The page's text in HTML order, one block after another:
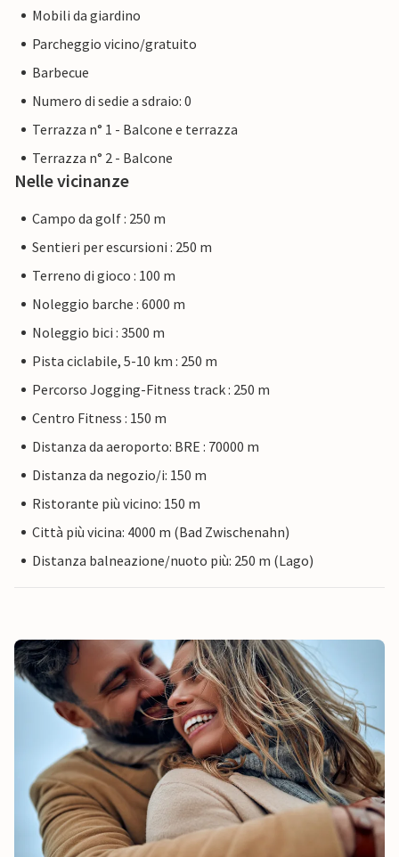
Mobili da giardino
Parcheggio vicino/gratuito
Barbecue
Numero di sedie a sdraio: 0
Terrazza n° 1 - Balcone e terrazza
Terrazza n° 2 - Balcone
Nelle vicinanze
Campo da golf : 250 m
Sentieri per escursioni : 250 m
Terreno di gioco : 100 m
Noleggio barche : 6000 m
Noleggio bici : 3500 m
Pista ciclabile, 5-10 km : 250 m
Percorso Jogging-Fitness track : 250 m
Centro Fitness : 150 m
Distanza da aeroporto: BRE : 70000 m
Distanza da negozio/i: 150 m
Ristorante più vicino: 150 m
Città più vicina: 4000 m (Bad Zwischenahn)
Distanza balneazione/nuoto più: 250 m (Lago)